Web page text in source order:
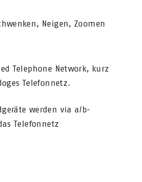
Neigen, Zoomen
Telephone Network, kurz
Telefonnetz.
werden via a/b-
Telefonnetz